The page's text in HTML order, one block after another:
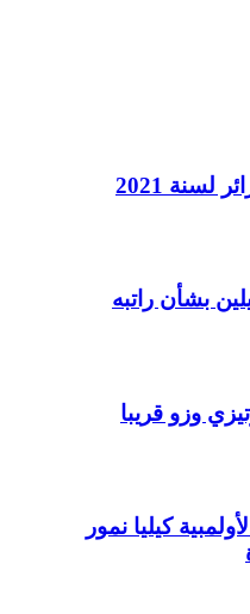
2021
بشأن راتبه
وزو قريبا
كيليا نمور